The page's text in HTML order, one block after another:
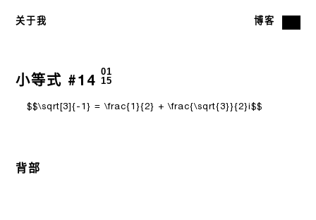
关于我 博客
小等式 #14
01
15
$$\sqrt[3]{-1} = \frac{1}{2} + \frac{\sqrt{3}}{2}i$$
背部